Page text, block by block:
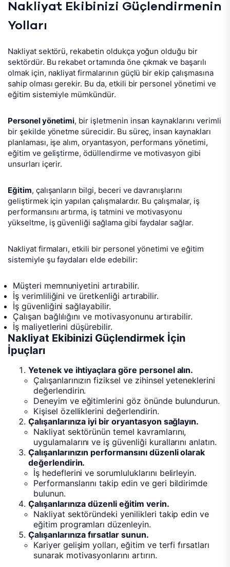
Nakliyat Ekibinizi Güçlendirmenin
Yolları
Nakliyat sektörü, rekabetin oldukça yoğun olduğu bir
sektördür. Bu rekabet ortamında öne çıkmak ve başarılı
olmak için, nakliyat firmalarının güçlü bir ekip çalışmasına
sahip olması gerekir. Bu da, etkili bir personel yönetimi ve
eğitim sistemiyle mümkündür.
Personel yönetimi, bir işletmenin insan kaynaklarını verimli
bir şekilde yönetme sürecidir. Bu süreç, insan kaynakları
planlaması, işe alım, oryantasyon, performans yönetimi,
eğitim ve geliştirme, ödüllendirme ve motivasyon gibi
unsurları içerir.
Eğitim, çalışanların bilgi, beceri ve davranışlarını
geliştirmek için yapılan çalışmalardır. Bu çalışmalar, iş
performansını artırma, iş tatmini ve motivasyonu
yükseltme, iş güvenliği sağlama gibi faydalar sağlar.
Nakliyat firmaları, etkili bir personel yönetimi ve eğitim
sistemiyle şu faydaları elde edebilir:
Müşteri memnuniyetini artırabilir.
İş verimliliğini ve üretkenliği artırabilir.
İş güvenliğini sağlayabilir.
Çalışan bağlılığını ve motivasyonunu artırabilir.
İş maliyetlerini düşürebilir.
Nakliyat Ekibinizi Güçlendirmek İçin
İpuçları
Yetenek ve ihtiyaçlara göre personel alın.
Çalışanlarınızın fiziksel ve zihinsel yeteneklerini
değerlendirin.
Deneyim ve eğitimlerini göz önünde bulundurun.
Kişisel özelliklerini değerlendirin.
Çalışanlarınıza iyi bir oryantasyon sağlayın.
Nakliyat sektörünün temel kavramlarını,
uygulamalarını ve iş güvenliği kurallarını anlatın.
Çalışanlarınızın performansını düzenli olarak
değerlendirin.
İş hedeflerini ve sorumluluklarını belirleyin.
Performanslarını takip edin ve geri bildirimde
bulunun.
Çalışanlarınıza düzenli eğitim verin.
Nakliyat sektöründeki yenilikleri takip edin ve
eğitim programları düzenleyin.
Çalışanlarınıza fırsatlar sunun.
Kariyer gelişim yolları, eğitim ve terfi fırsatları
sunarak motivasyonlarını artırın.